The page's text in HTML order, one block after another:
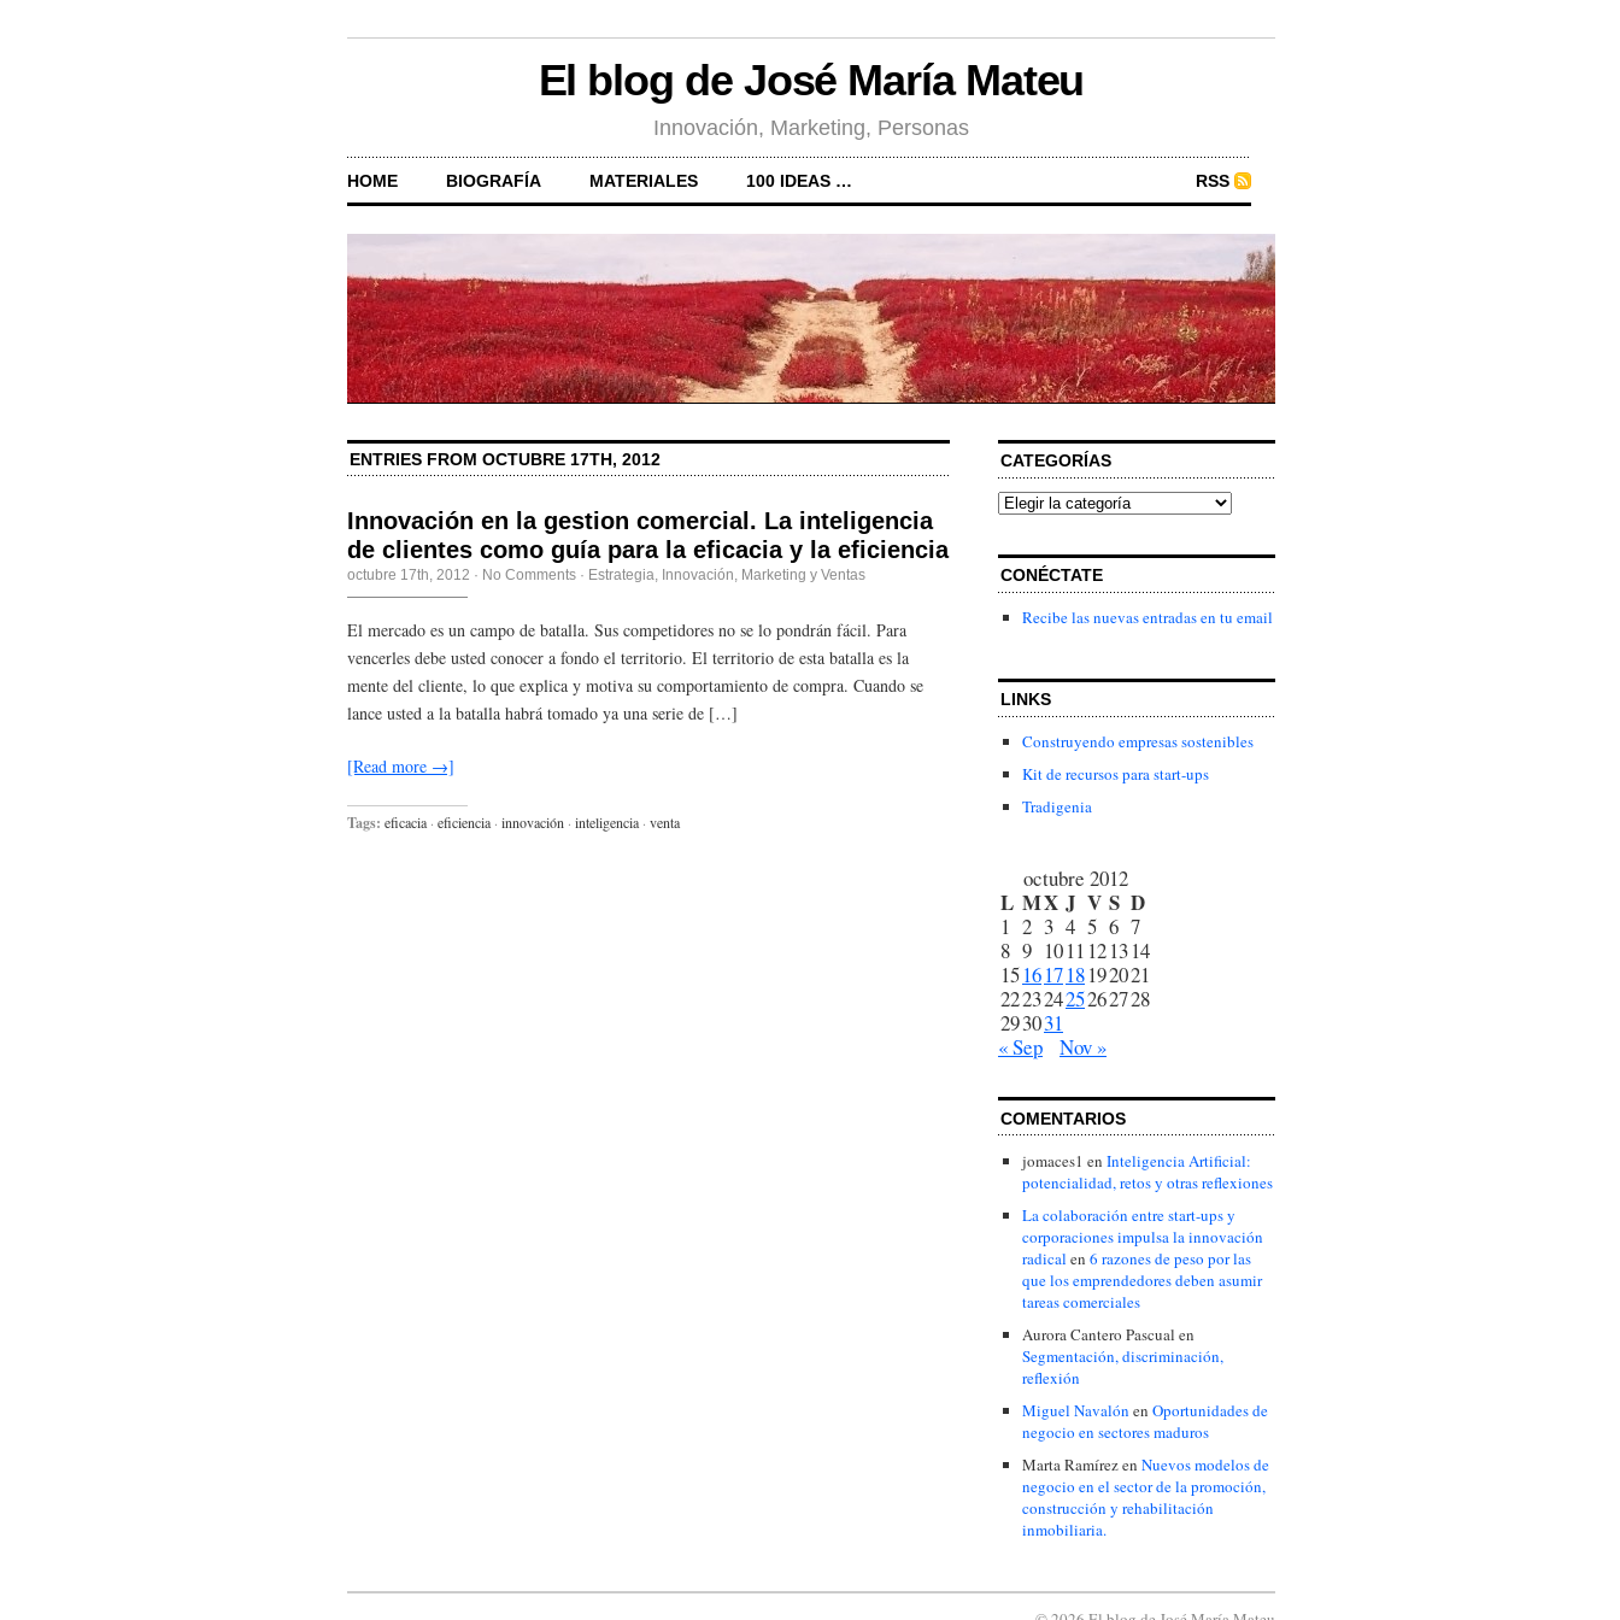
El blog de José María Mateu
Innovación, Marketing, Personas
HOME BIOGRAFÍA MATERIALES 100 IDEAS … RSS
ENTRIES FROM OCTUBRE 17TH, 2012
Innovación en la gestion comercial. La inteligencia
de clientes como guía para la eficacia y la eficiencia
octubre 17th, 2012 · No Comments · Estrategia, Innovación, Marketing y Ventas
El mercado es un campo de batalla. Sus competidores no se lo pondrán fácil. Para
vencerles debe usted conocer a fondo el territorio. El territorio de esta batalla es la
mente del cliente, lo que explica y motiva su comportamiento de compra. Cuando se
lance usted a la batalla habrá tomado ya una serie de […]
[Read more →]
Tags: eficacia · eficiencia · innovación · inteligencia · venta
CATEGORÍAS
Categorías
CONÉCTATE
Recibe las nuevas entradas en tu email
LINKS
Construyendo empresas sostenibles
Kit de recursos para start-ups
Tradigenia
octubre 2012
L MX J V S D
1 2 3 4 5 6 7
8 9 1011 121314
15161718192021
22232425262728
293031
« Sep
Nov »
COMENTARIOS
jomaces1 en Inteligencia Artificial:
potencialidad, retos y otras reflexiones
La colaboración entre start-ups y
corporaciones impulsa la innovación
radical en 6 razones de peso por las
que los emprendedores deben asumir
tareas comerciales
Aurora Cantero Pascual en
Segmentación, discriminación,
reflexión
Miguel Navalón en Oportunidades de
negocio en sectores maduros
Marta Ramírezen Nuevos modelos de
negocio en el sector de la promoción,
construcción y rehabilitación
inmobiliaria.